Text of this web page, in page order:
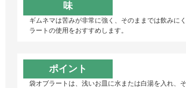
味
ギムネマは苦みが非常に強く、そのままでは飲みに
ラートの使用をおすすめします。
ポイント
袋オブラートは、浅いお皿に水または白湯を入れ、